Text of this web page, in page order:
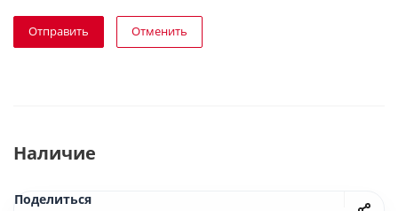
Отправить Отменить
Наличие
Поделиться